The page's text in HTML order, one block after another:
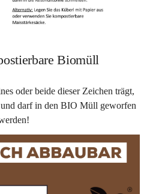
Biomüll
oder beide dieser Zeichen trägt,
und darf in den BIO Müll geworfen